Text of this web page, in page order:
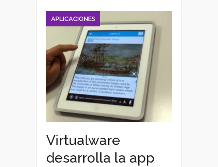
APLICACIONES
Virtualware
desarrolla la app